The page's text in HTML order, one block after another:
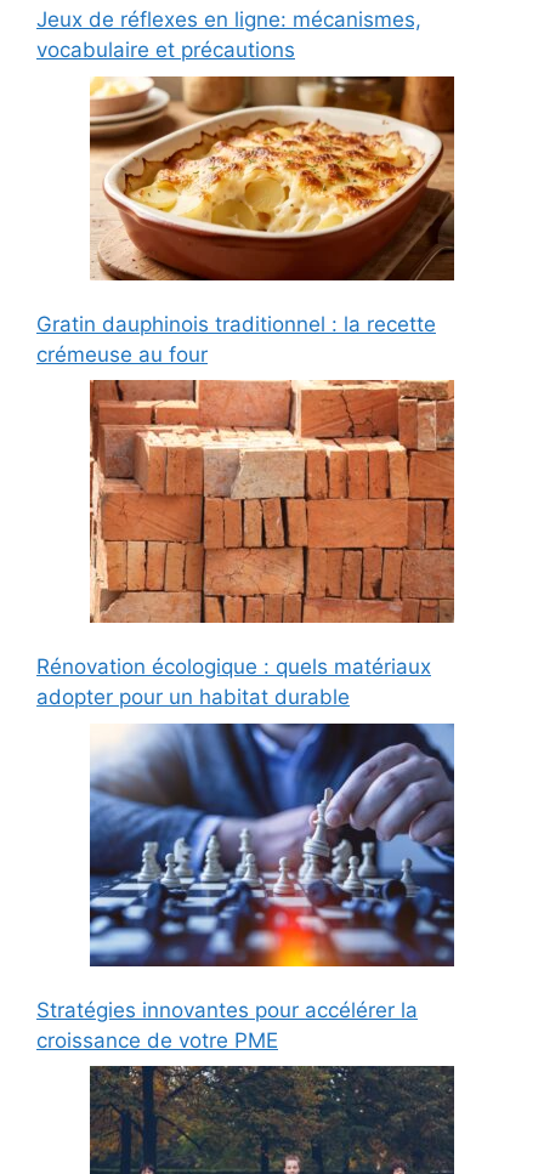
Jeux de réflexes en ligne: mécanismes,
vocabulaire et précautions
Gratin dauphinois traditionnel : la recette
crémeuse au four
Rénovation écologique : quels matériaux
adopter pour un habitat durable
Stratégies innovantes pour accélérer la
croissance de votre PME